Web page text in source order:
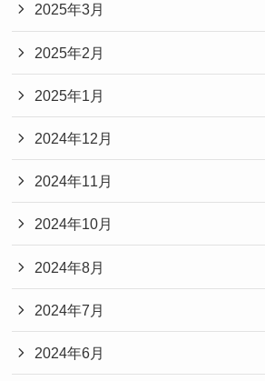
2025年3月
2025年2月
2025年1月
2024年12月
2024年11月
2024年10月
2024年8月
2024年7月
2024年6月